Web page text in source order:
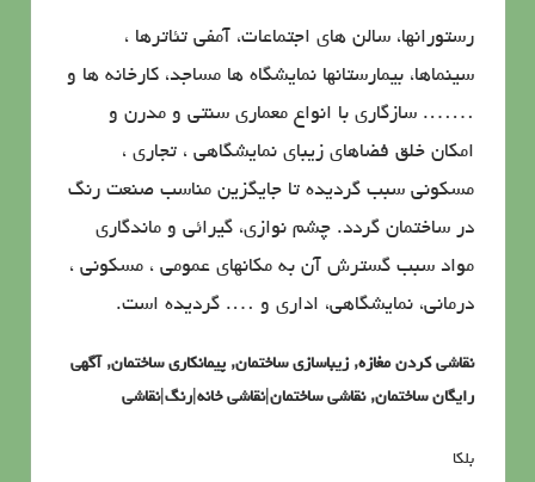
رستورانها، سالن های اجتماعات، آمفی تئاترها ،
سینماها، بیمارستانها نمایشگاه ها مساجد، کارخانه ها و
……. سازگاری با انواع معماری سنتی و مدرن و
امکان خلق فضاهای زیبای نمایشگاهی ، تجاری ،
مسکونی سبب گردیده تا جایگزین مناسب صنعت رنگ
در ساختمان گردد. چشم نوازی، گیرائی و ماندگاری
مواد سبب گسترش آن به مکانهای عمومی ، مسکونی ،
درمانی، نمایشگاهی، اداری و …. گردیده است.
نقاشی کردن مغازه, زیباسازی ساختمان, پیمانکاری ساختمان, آگهی
رایگان ساختمان, نقاشی ساختمان|نقاشی خانه|رنگ|نقاشی
بلکا